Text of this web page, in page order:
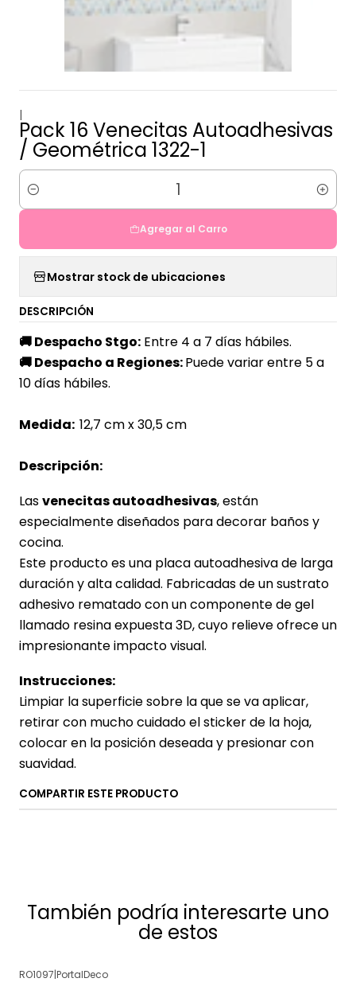
|
Pack 16 Venecitas Autoadhesivas
/ Geométrica 1322-1
Cantidad
Agregar al Carro
Mostrar stock de ubicaciones
DESCRIPCIÓN
🚚Despacho Stgo: Entre 4 a 7 días hábiles.
🚚Despacho a Regiones:Puede variar entre 5 a
10 días hábiles.
Medida: 12,7 cm x 30,5 cm
Descripción:
Lasvenecitas autoadhesivas, están
especialmente diseñados para decorar baños y
cocina.
Este producto es una placa autoadhesiva de larga
duración y alta calidad. Fabricadas de un sustrato
adhesivo rematado con un componente de gel
llamado resina expuesta 3D, cuyo relieve ofrece un
impresionante impacto visual.
Instrucciones:
Limpiar la superficie sobre la que se va aplicar,
retirar con mucho cuidado el sticker de la hoja,
colocar en la posición deseada y presionar con
suavidad.
COMPARTIR ESTE PRODUCTO
También podría interesarte uno
de estos
RO1097|PortalDeco